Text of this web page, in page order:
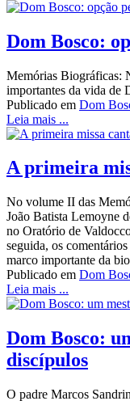
Dom Bosco:
Memórias Biográficas:
importantes da vida de
Publicado em Dom
Leia mais ...
A primeira
No volume II das
João Batista Lemoyne
no Oratório de
seguida, os
marco importante da
Publicado em Dom
Leia mais ...
Dom Bosco:
discípulos
O padre Marcos